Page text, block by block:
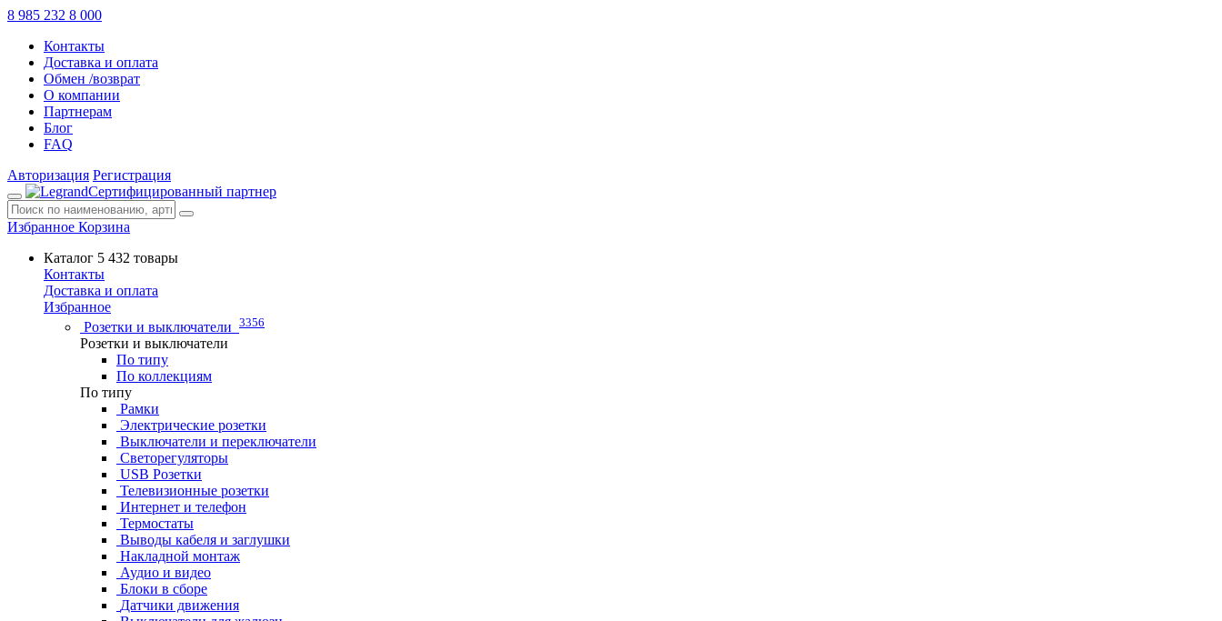
8 985 232 8 000
Контакты
Доставка и оплата
Обмен /возврат
О компании
Партнерам
Блог
FAQ
Авторизация Регистрация
Сертифицированный партнер
Избранное Корзина
Каталог 5 432 товары
Контакты
Доставка и оплата
Избранное
Розетки и выключатели 3356
Розетки и выключатели
По типу
По коллекциям
По типу
Рамки
Электрические розетки
Выключатели и переключатели
Светорегуляторы
USB Розетки
Телевизионные розетки
Интернет и телефон
Термостаты
Выводы кабеля и заглушки
Накладной монтаж
Аудио и видео
Блоки в сборе
Датчики движения